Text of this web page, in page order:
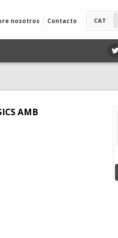
CAT
nosotros Contacto
AMB